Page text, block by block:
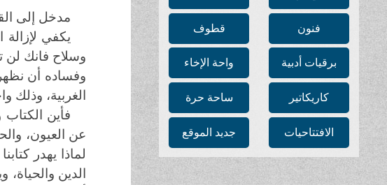
فنون قطوف
برقيات أدبية واحة الإخاء
كاريكاتير ساحة حرة
الافتتاحيات جديد الموقع
مدخل إلى
يكفي
وسلاح فانك لن
وفساده أن
الغربية، وذلك
فأين
عن العيون،
لماذا يهدر
الدين